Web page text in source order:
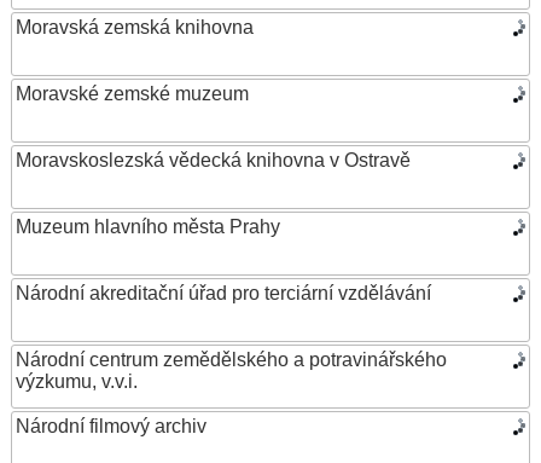
Moravská zemská knihovna
Moravské zemské muzeum
Moravskoslezská vědecká knihovna v Ostravě
Muzeum hlavního města Prahy
Národní akreditační úřad pro terciární vzdělávání
Národní centrum zemědělského a potravinářského
výzkumu, v.v.i.
Národní filmový archiv